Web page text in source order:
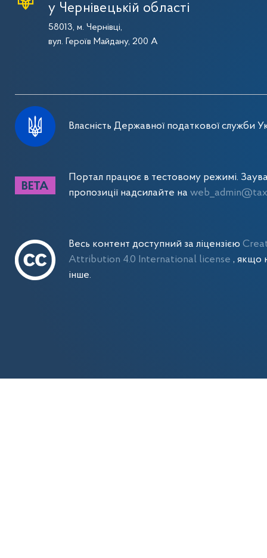
у Чернівецькій області
58013, м. Чернівці,
вул. Героїв Майдану, 200 А
Власність Державної податкової служби
Портал працює в тестовому режимі.
пропозиції надсилайте на
Весь контент доступний за ліцензією
Attribution 4.0 International license , якщо
інше.